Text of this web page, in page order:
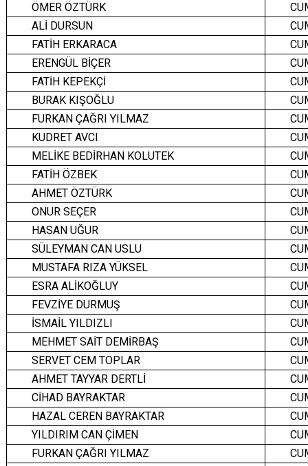
ÖMER ÖZTÜRK
ALİ DURSUN
FATİH ERKARACA
ERENGÜL BİÇER
FATİH KEPEKÇİ
BURAK KIŞOĞLU
FURKAN ÇAĞRI YILMAZ
KUDRET AVCI
MELİKE BEDİRHAN KOLUTEK
FATİH ÖZBEK
AHMET ÖZTÜRK
ONUR SEÇER
HASAN UĞUR
SÜLEYMAN CAN USLU
MUSTAFA RIZA YÜKSEL
ESRA ALİKOĞLUY
FEVZİYE DURMUŞ
İSMAİL YILDIZLI
MEHMET SAİT DEMİRBAŞ
SERVET CEM TOPLAR
AHMET TAYYAR DERTLİ
CİHAD BAYRAKTAR
HAZAL CEREN BAYRAKTAR
YILDIRIM CAN ÇİMEN
FURKAN ÇAĞRI YILMAZ